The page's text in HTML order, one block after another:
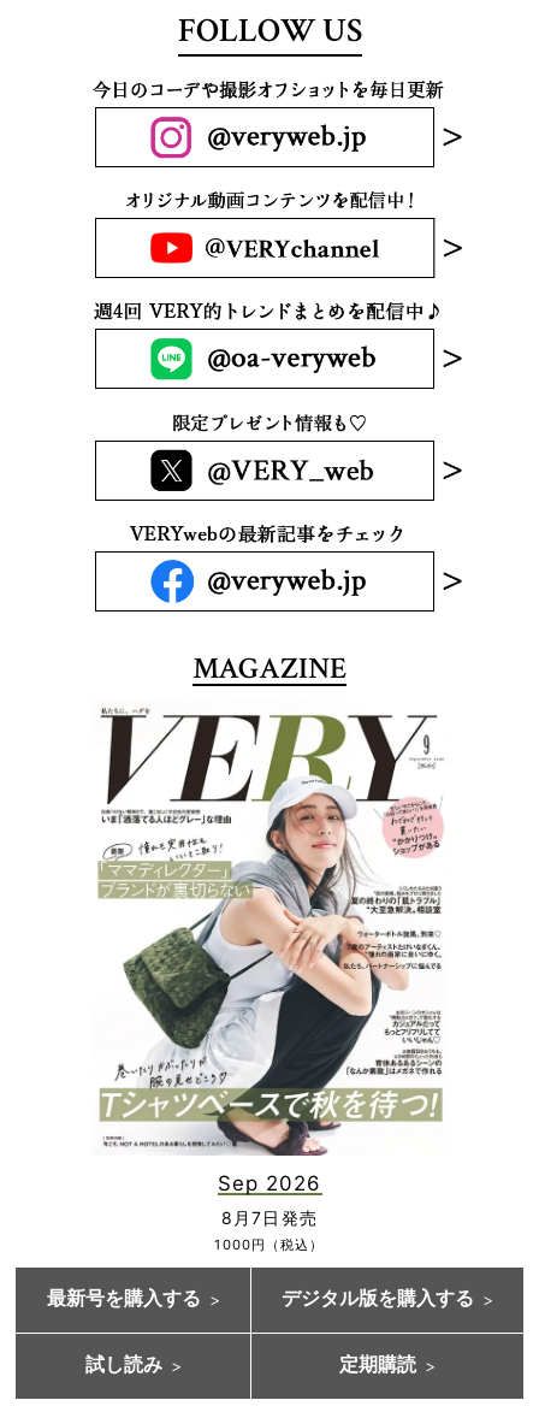
FOLLOW US
MAGAZINE
Sep 2026
8月7日発売
1000円（税込）
最新号を購入する デジタル版を購入する
試し読み 定期購読